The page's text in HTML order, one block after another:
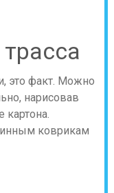
это факт. Можно
нарисовав
картона.
коврикам